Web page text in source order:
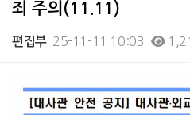
죄 주의(11.11)
편집부 25-11-11 10:03